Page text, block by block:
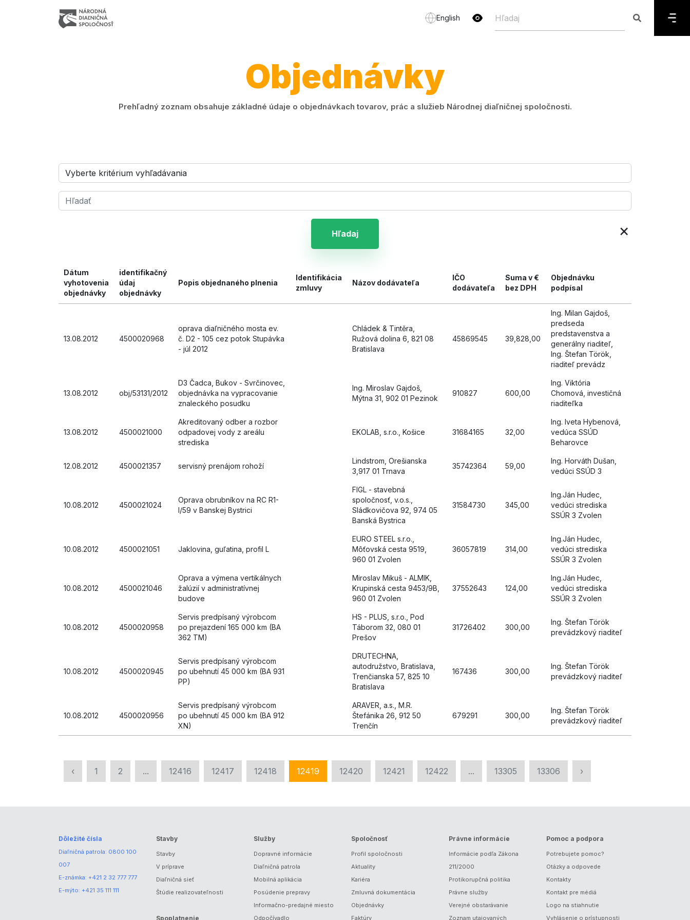
English
Objednávky
Prehľadný zoznam obsahuje základné údaje o objednávkach tovarov, prác a služieb Národnej diaľničnej spoločnosti.
Hľadaj ×
Dátum
vyhotovenia
objednávky
identifikačný
údaj
objednávky
Popis objednaného plnenia
Identifikácia
zmluvy
Názov dodávateľa
IČO
dodávateľa
Suma v €
bez DPH
Objednávku
podpísal
13.08.2012 4500020968
oprava diaľničného mosta ev.
č. D2 - 105 cez potok Stupávka
- júl 2012
Chládek & Tintěra,
Ružová dolina 6, 821 08
Bratislava
45869545 39,828,00
Ing. Milan Gajdoš,
predseda
predstavenstva a
generálny riaditeľ,
Ing. Štefan Török,
riaditeľ prevádz
13.08.2012 obj/53131/2012
D3 Čadca, Bukov - Svrčinovec,
objednávka na vypracovanie
znaleckého posudku
Ing. Miroslav Gajdoš,
Mýtna 31, 902 01 Pezinok
910827 600,00
Ing. Viktória
Chomová, investičná
riaditeľka
13.08.2012 4500021000
Akreditovaný odber a rozbor
odpadovej vody z areálu
strediska
EKOLAB, s.r.o., Košice 31684165 32,00
Ing. Iveta Hybenová,
vedúca SSÚD
Beharovce
12.08.2012 4500021357 servisný prenájom rohoží
Lindstrom, Orešianska
3,917 01 Trnava
35742364 59,00
Ing. Horváth Dušan,
vedúci SSÚD 3
10.08.2012 4500021024
Oprava obrubníkov na RC R1-
I/59 v Banskej Bystrici
FIGL - stavebná
spoločnosť, v.o.s.,
Sládkovičova 92, 974 05
Banská Bystrica
31584730 345,00
Ing.Ján Hudec,
vedúci strediska
SSÚR 3 Zvolen
10.08.2012 4500021051 Jaklovina, guľatina, profil L
EURO STEEL s.r.o.,
Môťovská cesta 9519,
960 01 Zvolen
36057819 314,00
Ing.Ján Hudec,
vedúci strediska
SSÚR 3 Zvolen
10.08.2012 4500021046
Oprava a výmena vertikálnych
žalúzií v administratívnej
budove
Miroslav Mikuš - ALMIK,
Krupinská cesta 9453/9B,
960 01 Zvolen
37552643 124,00
Ing.Ján Hudec,
vedúci strediska
SSÚR 3 Zvolen
10.08.2012 4500020958
Servis predpísaný výrobcom
po prejazdení 165 000 km (BA
362 TM)
HS - PLUS, s.r.o., Pod
Táborom 32, 080 01
Prešov
31726402 300,00
Ing. Štefan Török
prevádzkový riaditeľ
10.08.2012 4500020945
Servis predpísaný výrobcom
po ubehnutí 45 000 km (BA 931
PP)
DRUTECHNA,
autodružstvo, Bratislava,
Trenčianska 57, 825 10
Bratislava
167436 300,00
Ing. Štefan Török
prevádzkový riaditeľ
10.08.2012 4500020956
Servis predpísaný výrobcom
po ubehnutí 45 000 km (BA 912
XN)
ARAVER, a.s., M.R.
Štefánika 26, 912 50
Trenčín
679291 300,00
Ing. Štefan Török
prevádzkový riaditeľ
‹ 1 2 ... 12416 12417 12418 12419 12420 12421 12422 ... 13305 13306 ›
Dôležité čísla
Diaľničná patrola: 0800 100
007
E-známka: +421 2 32 777 777
E-mýto: +421 35 111 111
Stavby
Stavby
V príprave
Diaľničná sieť
Štúdie realizovateľnosti
Spoplatnenie
Služby
Dopravné informácie
Diaľničná patrola
Mobilná aplikácia
Posúdenie prepravy
Informačno-predajné miesto
Odpočívadlo
Spoločnosť
Profil spoločnosti
Aktuality
Kariéra
Zmluvná dokumentácia
Objednávky
Faktúry
Právne informácie
Informácie podľa Zákona
211/2000
Protikorupčná politika
Právne služby
Verejné obstarávanie
Zoznam utajovaných
Pomoc a podpora
Potrebujete pomoc?
Otázky a odpovede
Kontakty
Kontakt pre médiá
Logo na stiahnutie
Vyhlásenie o prístupnosti